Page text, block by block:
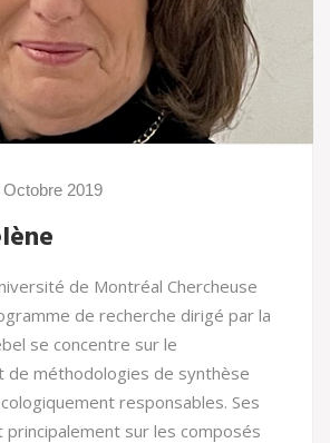
Octobre 2019
de Montréal Chercheuse
de recherche dirigé par la
se concentre sur le
de méthodologies de synthèse
responsables. Ses
sur les composés